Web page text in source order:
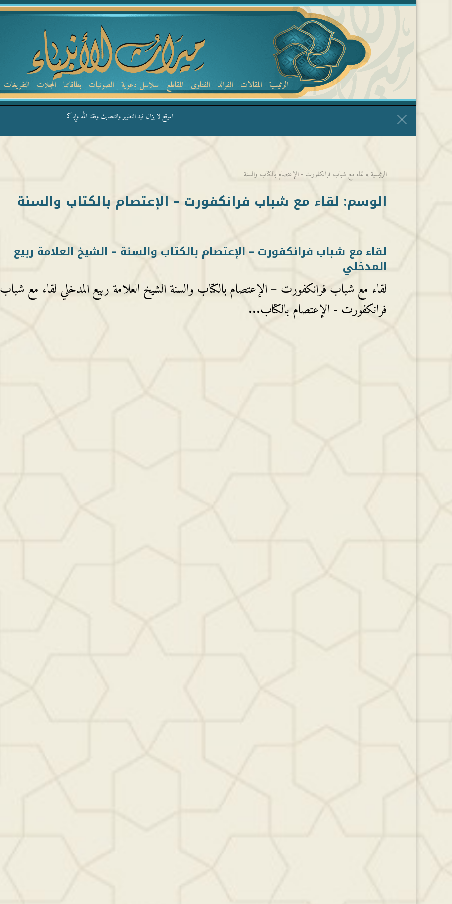
الرئيسية المقالات الفوائد الفتاوى المقاطع سلاسل دعوية الصوتيات بطاقاتنا المجلات التفريغات
الموقع لا يزال قيد التطوير والتحديث وفقنا الله وإياكم
الرئيسية » لقاء مع شباب فرانكفورت - الإعتصام بالكتاب والسنة
الوسم: لقاء مع شباب فرانكفورت – الإعتصام بالكتاب والسنة
لقاء مع شباب فرانكفورت – الإعتصام بالكتاب والسنة – الشيخ العلامة ربيع
المدخلي
لقاء مع شباب فرانكفورت – الإعتصام بالكتاب والسنة الشيخ العلامة ربيع المدخلي لقاء مع شباب
فرانكفورت - الإعتصام بالكتاب...